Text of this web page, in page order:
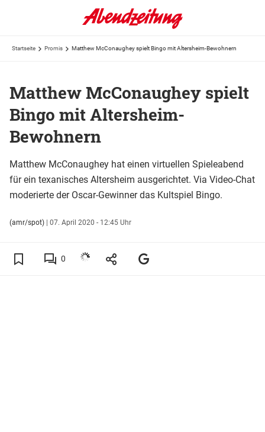
Startseite Promis Matthew McConaughey spielt Bingo mit Altersheim-Bewohnern
Matthew McConaughey spielt
Bingo mit Altersheim-
Bewohnern
Matthew McConaughey hat einen virtuellen Spieleabend
für ein texanisches Altersheim ausgerichtet. Via Video-Chat
moderierte der Oscar-Gewinner das Kultspiel Bingo.
(amr/spot) | 07. April 2020 - 12:45 Uhr
0